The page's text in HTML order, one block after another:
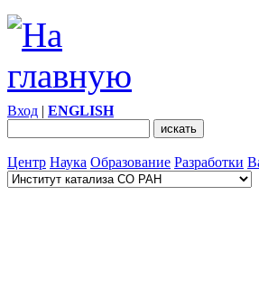
Вход | ENGLISH
Центр Наука Образование Разработки